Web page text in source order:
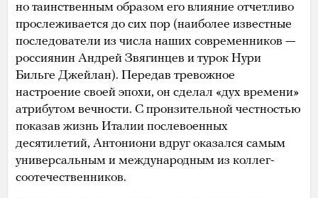
но таинственным образом его влияние отчетливо
прослеживается до сих пор (наиболее известные
последователи из числа наших современников —
россиянин Андрей Звягинцев и турок Нури
Бильге Джейлан). Передав тревожное
настроение своей эпохи, он сделал «дух времени»
атрибутом вечности. С пронзительной честностью
показав жизнь Италии послевоенных
десятилетий, Антониони вдруг оказался самым
универсальным и международным из коллег-
соотечественников.